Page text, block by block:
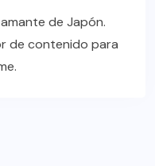
de Japón.
de contenido para